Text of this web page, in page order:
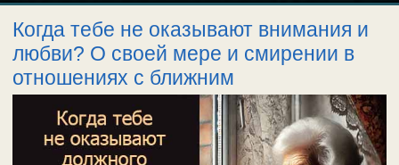
Когда тебе не оказывают внимания и
любви? О своей мере и смирении в
отношениях с ближним